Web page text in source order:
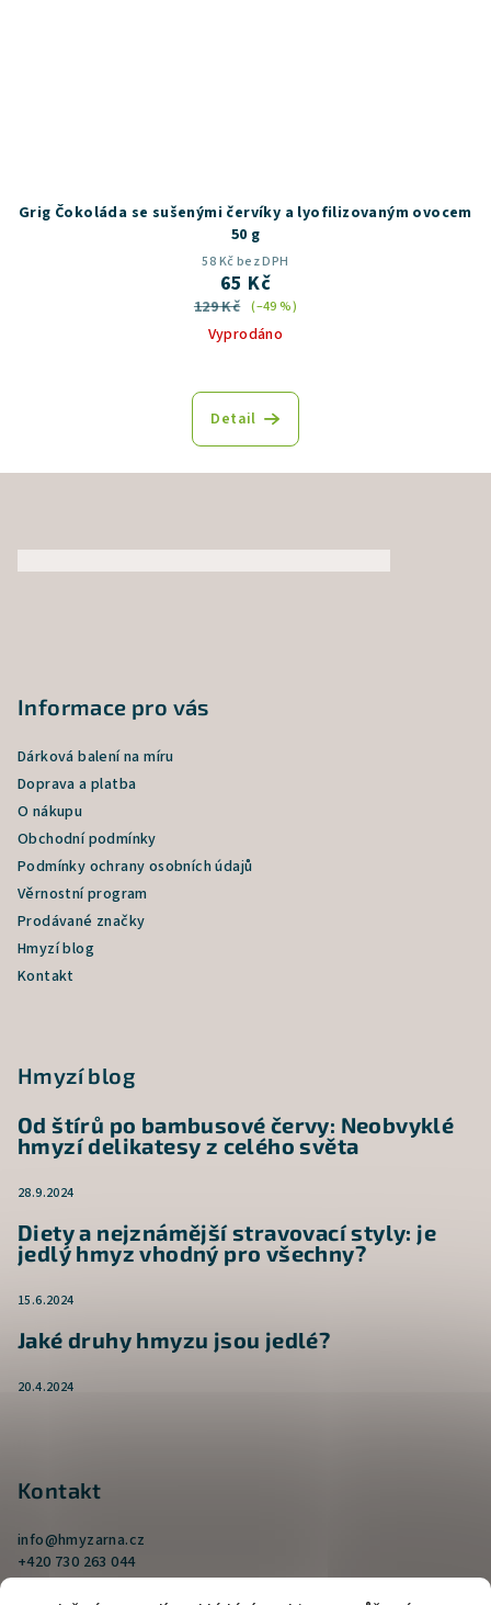
Grig Čokoláda se sušenými červíky a lyofilizovaným ovocem
50 g
58 Kč bez DPH
65 Kč
129 Kč (–49 %)
Vyprodáno
Detail
Informace pro vás
Dárková balení na míru
Doprava a platba
O nákupu
Obchodní podmínky
Podmínky ochrany osobních údajů
Věrnostní program
Prodávané značky
Hmyzí blog
Kontakt
Hmyzí blog
Od štírů po bambusové červy: Neobvyklé
hmyzí delikatesy z celého světa
28.9.2024
Diety a nejznámější stravovací styly: je
jedlý hmyz vhodný pro všechny?
15.6.2024
Jaké druhy hmyzu jsou jedlé?
20.4.2024
Kontakt
info@hmyzarna.cz
+420 730 263 044